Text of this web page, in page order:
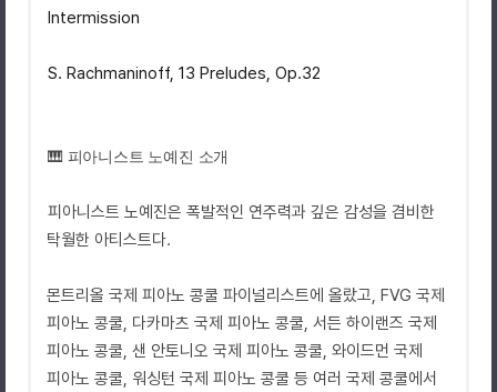
Intermission
S. Rachmaninoff, 13 Preludes, Op.32
🎹 피아니스트 노예진 소개
피아니스트 노예진은 폭발적인 연주력과 깊은 감성을 겸비한
탁월한 아티스트다.
몬트리올 국제 피아노 콩쿨 파이널리스트에 올랐고, FVG 국제
피아노 콩쿨, 다카마츠 국제 피아노 콩쿨, 서든 하이랜즈 국제
피아노 콩쿨, 샌 안토니오 국제 피아노 콩쿨, 와이드먼 국제
피아노 콩쿨, 워싱턴 국제 피아노 콩쿨 등 여러 국제 콩쿨에서